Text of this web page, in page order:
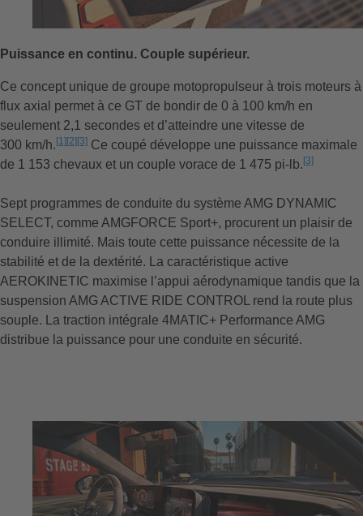
Puissance en continu. Couple supérieur.
Ce concept unique de groupe motopropulseur à trois moteurs à
flux axial permet à ce GT de bondir de 0 à 100 km/h en
seulement 2,1 secondes et d’atteindre une vitesse de
300 km/h.L’avertissement
[1]L’avertissement
[2]L’avertissement
[3] Ce coupé développe une puissance maximale
de 1 153 chevaux et un couple vorace de 1 475 pi-lb.[3]
Sept programmes de conduite du système AMG DYNAMIC
SELECT, comme AMGFORCE Sport+, procurent un plaisir de
conduire illimité. Mais toute cette puissance nécessite de la
stabilité et de la dextérité. La caractéristique active
AEROKINETIC maximise l’appui aérodynamique tandis que la
suspension AMG ACTIVE RIDE CONTROL rend la route plus
souple. La traction intégrale 4MATIC+ Performance AMG
distribue la puissance pour une conduite en sécurité.